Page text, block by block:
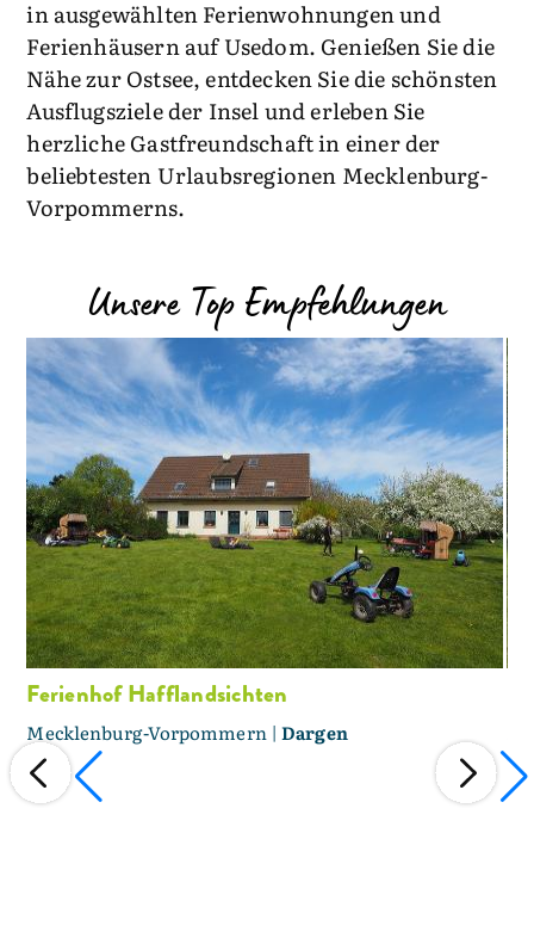
in ausgewählten Ferienwohnungen und
Ferienhäusern auf Usedom. Genießen Sie die
Nähe zur Ostsee, entdecken Sie die schönsten
Ausflugsziele der Insel und erleben Sie
herzliche Gastfreundschaft in einer der
beliebtesten Urlaubsregionen Mecklenburg-
Vorpommerns.
Unsere Top Empfehlungen
Ferienhof Hafflandsichten
Mecklenburg-Vorpommern |Dargen